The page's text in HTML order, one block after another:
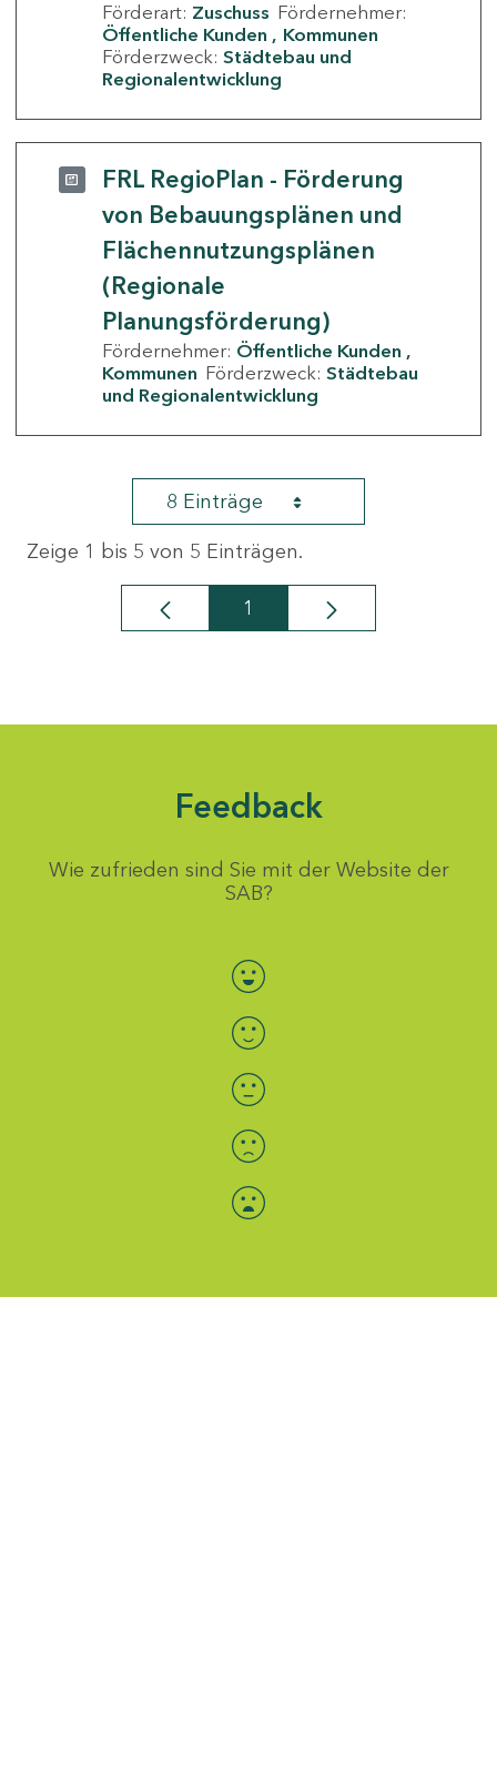
Förderart: Zuschuss Fördernehmer:
Öffentliche Kunden
Kommunen
Förderzweck: Städtebau und
Regionalentwicklung
FRL RegioPlan - Förderung
von Bebauungsplänen und
Flächennutzungsplänen
(Regionale
Planungsförderung)
Fördernehmer: Öffentliche Kunden
Kommunen Förderzweck: Städtebau
und Regionalentwicklung
8 Einträge
Zeige 1 bis 5 von 5 Einträgen.
Seite
1
Feedback
Wie zufrieden sind Sie mit der Website der
SAB?
Bewertung auswählen